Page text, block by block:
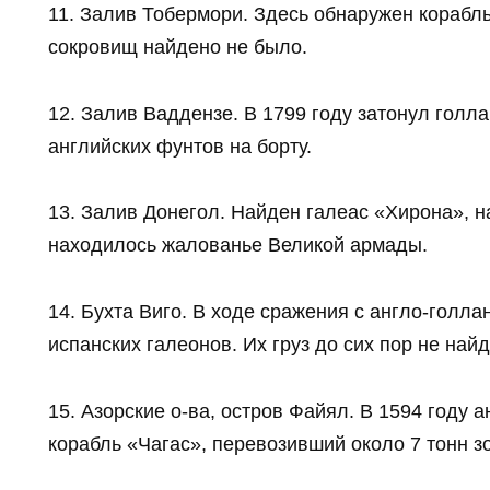
11. Залив Тобермори. Здесь обнаружен
сокровищ найдено не было.
12. Залив Ваддензе. В 1799 году затонул
английских фунтов на борту.
13. Залив Донегол. Найден галеас «Хирона»,
находилось жалованье Великой армады.
14. Бухта Виго. В ходе сражения с англо-
испанских галеонов. Их груз до сих пор не
15. Азорские о-ва, остров Файял. В 1594 году
корабль «Чагас», перевозивший около 7 тонн